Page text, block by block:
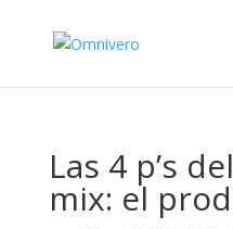
Las 4 p’s
mix: el